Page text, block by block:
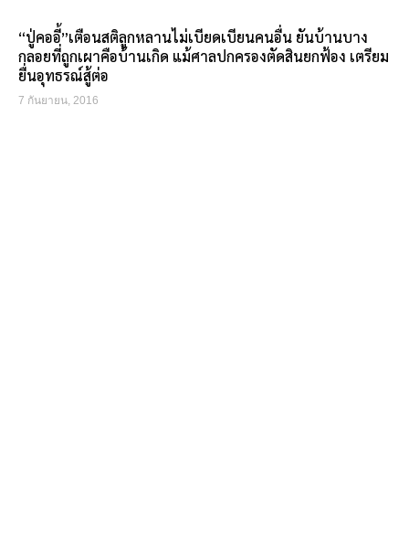
“ปู่คออี้”เตือนสติลูกหลานไม่เบียดเบียนคนอื่น ยันบ้านบาง
กลอยที่ถูกเผาคือบ้านเกิด แม้ศาลปกครองตัดสินยกฟ้อง เตรียม
ยื่นอุทธรณ์สู้ต่อ
7 กันยายน, 2016